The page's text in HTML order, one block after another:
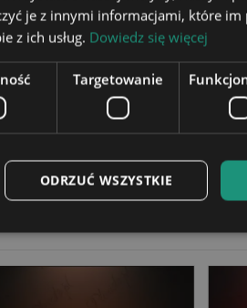
17x13,5cm
4 cm
je z innymi informacjami, które im
z ich usług. Dowiedz się więcej
Targetowanie
ODRZUĆ WSZYSTKIE